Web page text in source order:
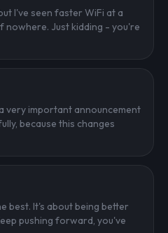
I've seen faster WiFi at a
nowhere. Just kidding - you're
very important announcement
because this changes
best. It's about being better
pushing forward, you've